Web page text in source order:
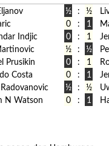
½ : ½
0 : 1
Indjic 0 : 1
½ : ½
Prusikin 0 : 1
Costa 0 : 1
½ : ½
N Watson 0 : 1